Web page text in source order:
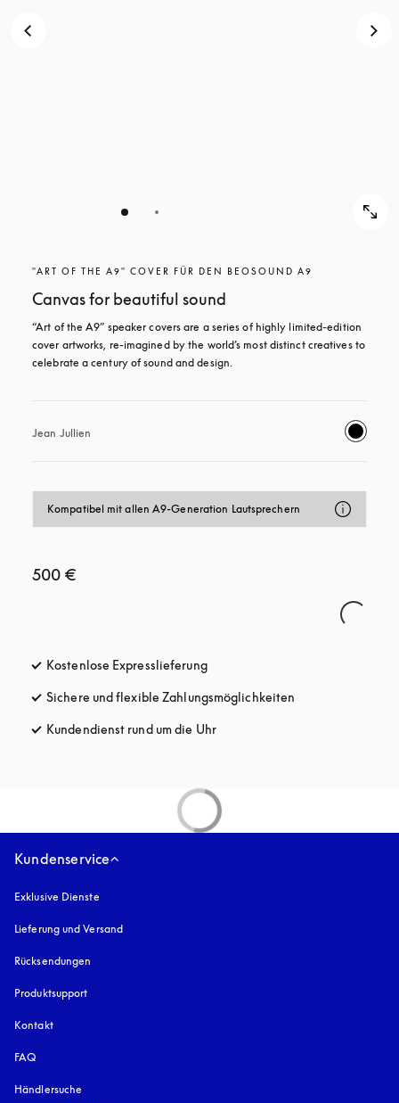
"ART OF THE A9" COVER FÜR DEN BEOSOUND A9
Canvas for beautiful sound
“Art of the A9” speaker covers are a series of highly limited-edition
cover artworks, re-imagined by the world’s most distinct creatives to
celebrate a century of sound and design.
Jean Jullien
Kompatibel mit allen A9-Generation Lautsprechern
500 €
Kostenlose Expresslieferungöffnet sich in einem neuen Tab
Sichere und flexible Zahlungsmöglichkeiten
Kundendienst rund um die Uhröffnet sich in einem neuen Tab
Kundenservice
Exklusive Dienste
Lieferung und Versand
Rücksendungen
Produktsupport
Kontakt
FAQ
Händlersuche